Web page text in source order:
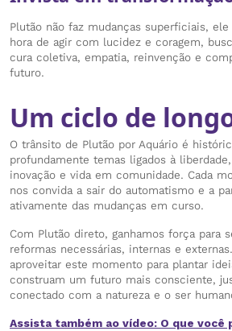
Plutão não faz mudanças superficiais, ele
hora de agir com lucidez e coragem,
cura coletiva, empatia, reinvenção e
futuro.
Um ciclo de
O trânsito de Plutão por Aquário é
profundamente temas ligados à
inovação e vida em comunidade. Cada
nos convida a sair do automatismo e a
ativamente das mudanças em curso.
Com Plutão direto, ganhamos força para
reformas necessárias, internas e
aproveitar este momento para plantar
construam um futuro mais consciente,
conectado com a natureza e o ser
Assista também ao vídeo: O que você